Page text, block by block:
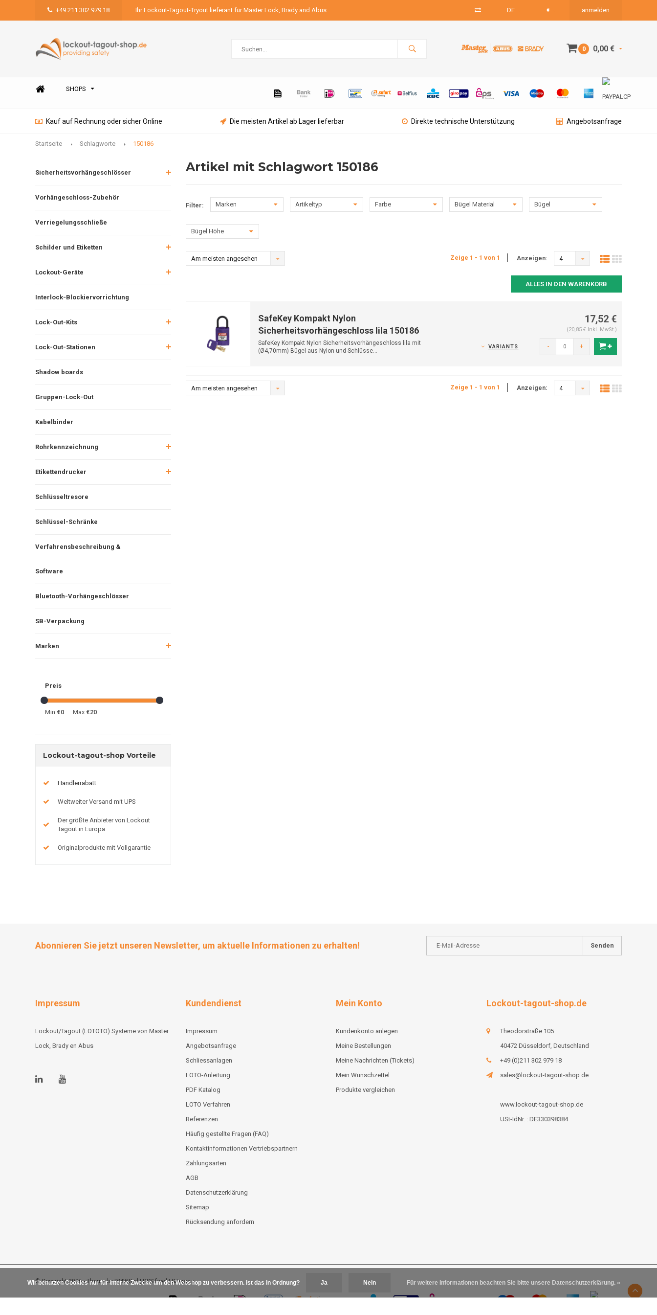
+49 211 302 979 18 Ihr Lockout-Tagout-Tryout lieferant für Master Lock, Brady and Abus DE € anmelden
0 0,00 €
SHOPS
Kauf auf Rechnung oder sicher Online Die meisten Artikel ab Lager lieferbar Direkte technische Unterstützung Angebotsanfrage
Startseite Schlagworte 150186
Sicherheitsvorhängeschlösser
Vorhängeschloss-Zubehör
Verriegelungsschließe
Schilder und Etiketten
Lockout-Geräte
Interlock-Blockiervorrichtung
Lock-Out-Kits
Lock-Out-Stationen
Shadow boards
Gruppen-Lock-Out
Kabelbinder
Rohrkennzeichnung
Etikettendrucker
Schlüsseltresore
Schlüssel-Schränke
Verfahrensbeschreibung &
Software
Bluetooth-Vorhängeschlösser
SB-Verpackung
Marken
Preis
Min €0 Max €20
Lockout-tagout-shop Vorteile
Händlerrabatt
Weltweiter Versand mit UPS
Der größte Anbieter von Lockout
Tagout in Europa
Originalprodukte mit Vollgarantie
Artikel mit Schlagwort 150186
Filter: Marken Artikeltyp Farbe Bügel Material
Bügel
Bügel Höhe
Am meisten angesehen Zeige 1 - 1 von 1 Anzeigen: 4
ALLES IN DEN WARENKORB
SafeKey Kompakt Nylon
Sicherheitsvorhängeschloss lila 150186
SafeKey Kompakt Nylon Sicherheitsvorhängeschloss lila mit
(Ø4,70mm) Bügel aus Nylon und Schlüsse...
17,52 €
(20,85 € Inkl. MwSt.)
VARIANTS - +
Am meisten angesehen Zeige 1 - 1 von 1 Anzeigen: 4
Abonnieren Sie jetzt unseren Newsletter, um aktuelle Informationen zu erhalten! Senden
Impressum
Lockout/Tagout (LOTOTO) Systeme von Master
Lock, Brady en Abus
Kundendienst
Impressum
Angebotsanfrage
Schliessanlagen
LOTO-Anleitung
PDF Katalog
LOTO Verfahren
Referenzen
Häufig gestellte Fragen (FAQ)
Kontaktinformationen Vertriebspartnern
Zahlungsarten
AGB
Datenschutzerklärung
Sitemap
Rücksendung anfordern
Mein Konto
Kundenkonto anlegen
Meine Bestellungen
Meine Nachrichten (Tickets)
Mein Wunschzettel
Produkte vergleichen
Lockout-tagout-shop.de
Theodorstraße 105
40472 Düsseldorf, Deutschland
+49 (0)211 302 979 18
sales@lockout-tagout-shop.de
www.lockout-tagout-shop.de
USt-IdNr. : DE330398384
© Copyright 2026 - Theme byDMWS.nl|RSS feed|Sitemap
Wir benutzen Cookies nur für interne Zwecke um den Webshop zu verbessern. Ist das in Ordnung? Ja Nein Für weitere Informationen beachten Sie bitte unsere Datenschutzerklärung. »